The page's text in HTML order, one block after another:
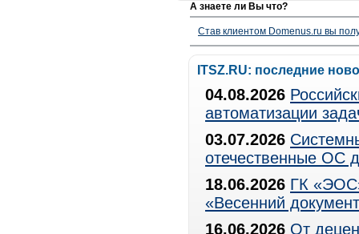
А знаете ли Вы что?
Став клиентом Domenus.ru вы
ITSZ.RU: последние
04.08.2026
автоматизации
03.07.2026
отечественные ОС
18.06.2026 ГК
«Весенний
16.06.2026 От